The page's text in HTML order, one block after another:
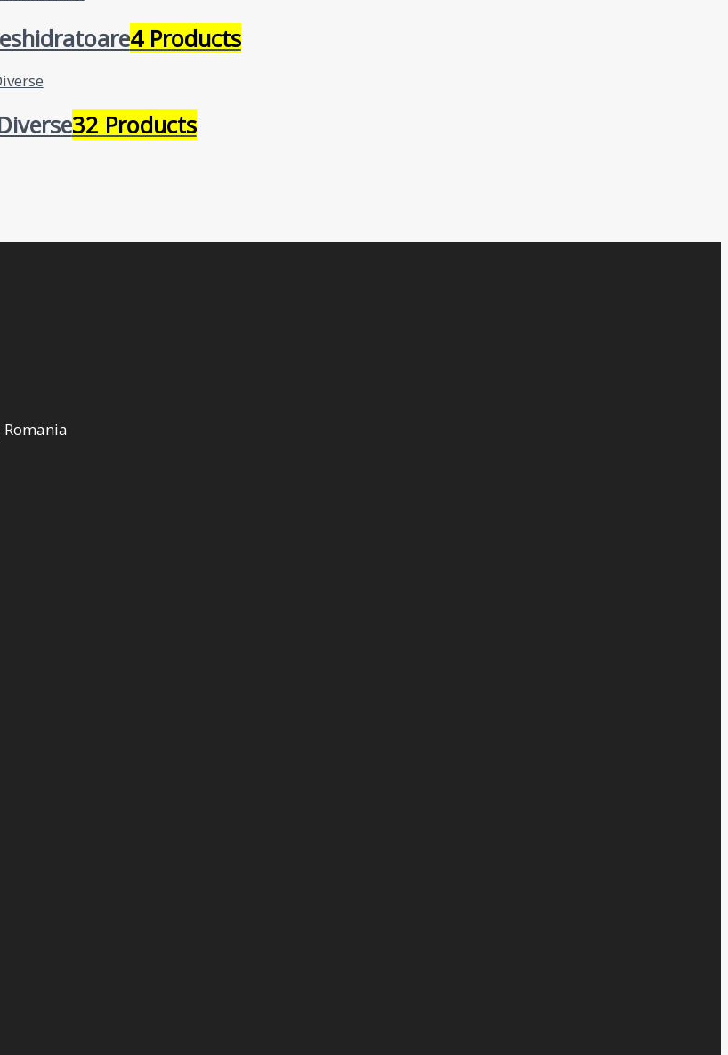
4 Products
32 Products
Romania